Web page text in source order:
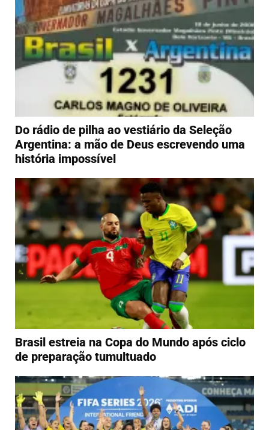
Do rádio de pilha ao vestiário da Seleção
Argentina: a mão de Deus escrevendo uma
história impossível
Brasil estreia na Copa do Mundo após ciclo
de preparação tumultuado